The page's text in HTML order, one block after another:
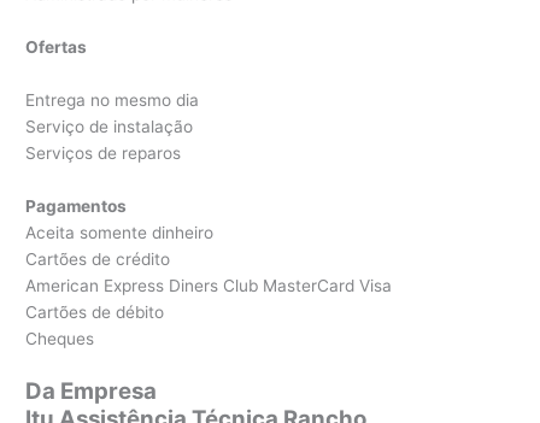
Ofertas
Entrega no mesmo dia
Serviço de instalação
Serviços de reparos
Pagamentos
Aceita somente dinheiro
Cartões de crédito
American Express Diners Club MasterCard Visa
Cartões de débito
Cheques
Da Empresa